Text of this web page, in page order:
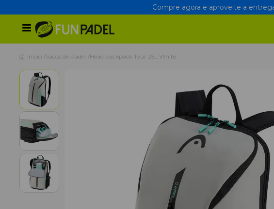
Compre agora e aproveite a
Início Sacos de Padel Head backpack Tour 25L White